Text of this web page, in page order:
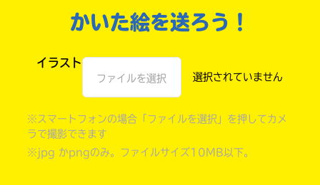
かいた絵を送ろう！
イラスト
ファイルを選択
※スマートフォンの場合「ファイルを選択」を押してカメ
ラで撮影できます
※jpg かpngのみ。ファイルサイズ10MB以下。